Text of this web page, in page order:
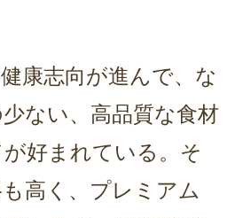
康志向が進んで、な
ない、高品質な食材
好まれている。そ
高く、プレミアム